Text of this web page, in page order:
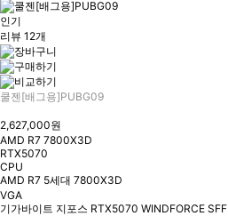
인기
리뷰 12개
쿨젠[배그용]PUBG09
2,627,000원
AMD R7 7800X3D
RTX5070
CPU
AMD R7 5세대 7800X3D
VGA
기가바이트 지포스 RTX5070 WINDFORCE SFF